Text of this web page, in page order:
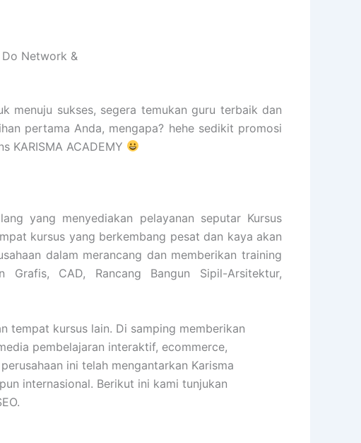
Do Network &
menuju sukses, segera temukan guru terbaik dan
pertama Anda, mengapa? hehe sedikit promosi
KARISMA ACADEMY
yang menyediakan pelayanan seputar Kursus
kursus yang berkembang pesat dan kaya akan
dalam merancang dan memberikan training
CAD, Rancang Bangun Sipil-Arsitektur,
tempat kursus lain. Di samping memberikan
pembelajaran interaktif, ecommerce,
ini telah mengantarkan Karisma
internasional. Berikut ini kami tunjukan